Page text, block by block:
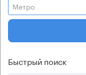
Метро
Быстрый поиск